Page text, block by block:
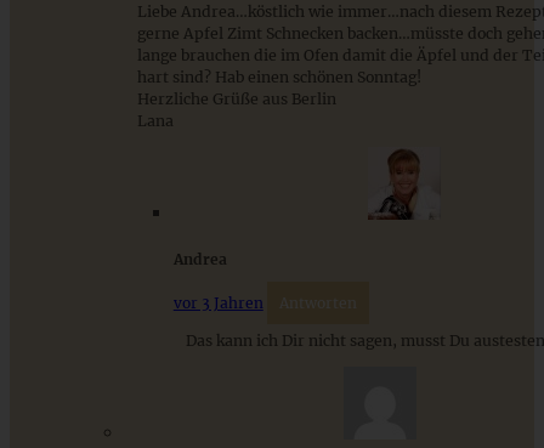
Liebe Andrea…köstlich wie immer…nach diesem
gerne Apfel Zimt Schnecken backen…müsste doch
lange brauchen die im Ofen damit die Äpfel und der
hart sind? Hab einen schönen Sonntag!
Herzliche Grüße aus Berlin
Lana
Andrea
vor 3 Jahren Antworten
Das kann ich Dir nicht sagen, musst Du